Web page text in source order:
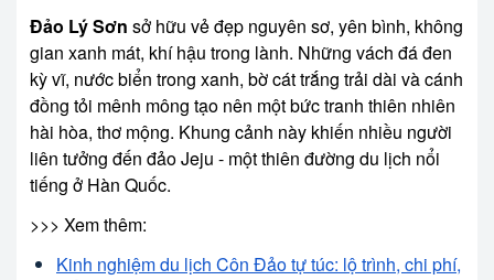
Đảo Lý Sơn sở hữu vẻ đẹp nguyên sơ, yên bình, không
gian xanh mát, khí hậu trong lành. Những vách đá đen
kỳ vĩ, nước biển trong xanh, bờ cát trắng trải dài và cánh
đồng tỏi mênh mông tạo nên một bức tranh thiên nhiên
hài hòa, thơ mộng. Khung cảnh này khiến nhiều người
liên tưởng đến đảo Jeju - một thiên đường du lịch nổi
tiếng ở Hàn Quốc.
>>> Xem thêm:
Kinh nghiệm du lịch Côn Đảo tự túc: lộ trình, chi phí,